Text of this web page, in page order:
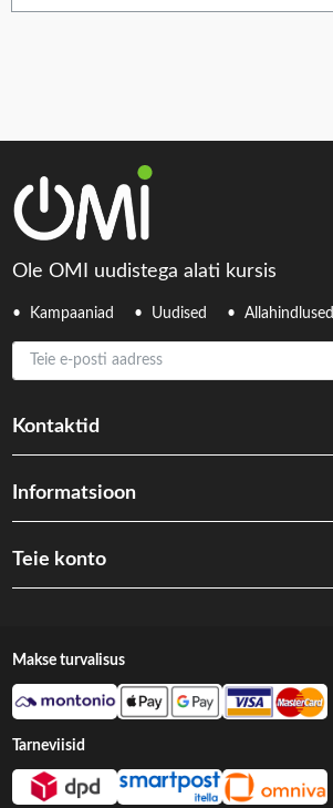
Ole OMI uudistega alati kursis
Kampaaniad Uudised Allahindlused
Teie e-posti aadress
Kontaktid
Informatsioon
Teie konto
Makse turvalisus
Tarneviisid